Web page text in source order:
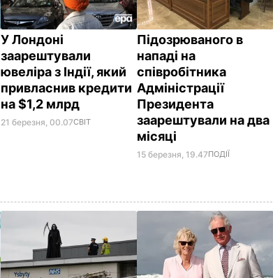
У Лондоні
заарештували
ювеліра з Індії, який
привласнив кредити
на $1,2 млрд
21 березня, 00.07СВІТ
Підозрюваного в
нападі на
співробітника
Адміністрації
Президента
заарештували на два
місяці
15 березня, 19.47ПОДІЇ